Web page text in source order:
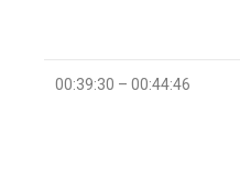
00:39:30 – 00:44:46